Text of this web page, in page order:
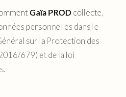
Gaïa PROD collecte,
personnelles dans le
sur la Protection des
679) et de la loi